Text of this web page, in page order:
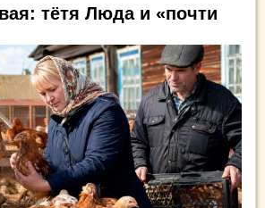
тётя Люда и «почти